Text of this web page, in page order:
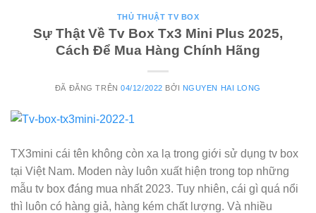
THỦ THUẬT TV BOX
Sự Thật Về Tv Box Tx3 Mini Plus 2025,
Cách Để Mua Hàng Chính Hãng
ĐÃ ĐĂNG TRÊN04/12/2022 BỞI NGUYEN HAI LONG
TX3mini cái tên không còn xa lạ trong giới sử dụng tv box
tại Việt Nam. Moden này luôn xuất hiện trong top những
mẫu tv box đáng mua nhất 2023. Tuy nhiên, cái gì quá nổi
thì luôn có hàng giả, hàng kém chất lượng. Và nhiều